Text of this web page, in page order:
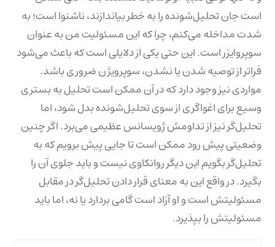
است جان تحلیل‌شونده را به خطر بیاندازند، ناشنوا است؛ به
شدت مداخله می‌کنم، چرا که این مسئولیت من به عنوان
سوپروایزر است. این حتی یکی از دلایلی است که باعث می‌شود
فراتر از توصیه شدن یا نشدن، سوپرویژن ضروری باشد.
مواردی نیز وجود دارد که در آن ممکن است تحلیل به بستری
وسیع برای اغواگری از سوی تحلیل‌شونده بدل شود، اما
تحلیل‌گر نیز از تداومش ژویسانس عظیمی می‌برد. اگر چنین
وضعیتی پیش رود ممکن است تا جایی پیش برویم که به
تحلیل‌گر بگویم این دیگر روانکاوی نیست و باید جلوی آن را
بگیرد. در واقع این به معنای قرار دادن تحلیل‌گر در مقابل
مسئولیتش است و او آزاد است گامی بردارد یا نه، اما باید
مسئولیتش را بپذیرد.